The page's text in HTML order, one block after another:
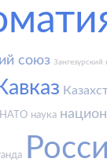
союз Зангезурский
НАТО наука